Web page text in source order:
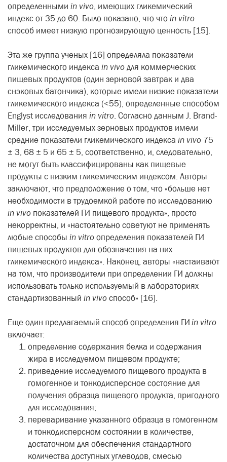
определенными in vivo, имеющих гликемический
индекс от 35 до 60. Было показано, что чтоin vitro
способ имеет низкую прогнозирующую ценность [15].
Эта же группа ученых [16] определяла показатели
гликемического индекса in vivoдля коммерческих
пищевых продуктов (один зерновой завтрак и два
снэковых батончика), которые имели низкие показатели
гликемического индекса (<55), определенные способом
Englyst исследования in vitro. Согласно данным J. Brand-
Miller, три исследуемых зерновых продуктов имели
средние показатели гликемического индекса in vivo 75
± 3, 68 ± 5 и 65 ± 5, соответственно, и, следовательно,
не могут быть классифицированы как пищевые
продукты с низким гликемическим индексом. Авторы
заключают, что предположение о том, что «больше нет
необходимости в трудоемкой работе по исследованию
in vivo показателей ГИ пищевого продукта», просто
некорректны, и «настоятельно советуют не применять
любые способы in vitroопределения показателей ГИ
пищевых продуктов для обозначения на них
гликемического индекса». Наконец, авторы «настаивают
на том, что производители при определении ГИ должны
использовать только используемый в лабораториях
стандартизованный in vivoспособ» [16].
Еще один предлагаемый способ определения ГИin vitro
включает:
определение содержания белка и содержания
жира в исследуемом пищевом продукте;
приведение исследуемого пищевого продукта в
гомогенное и тонкодисперсное состояние для
получения образца пищевого продукта, пригодного
для исследования;
переваривание указанного образца в гомогенном
и тонкодисперсном состоянии в количестве,
достаточном для обеспечения стандартного
количества доступных углеводов, смесью